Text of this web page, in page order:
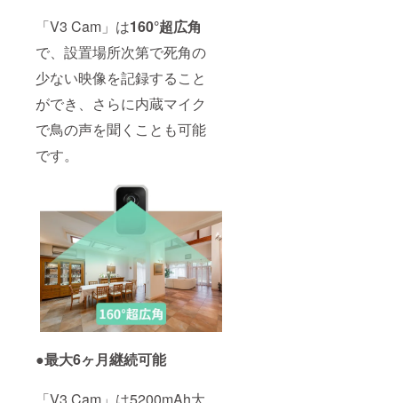
「V3 Cam」は160°超広角
で、設置場所次第で死角の
少ない映像を記録すること
ができ、さらに内蔵マイク
で鳥の声を聞くことも可能
です。
●最大6ヶ月継続可能
「V3 Cam」は5200mAh大